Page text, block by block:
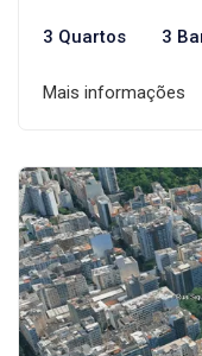
3 Quartos 3
Mais informações